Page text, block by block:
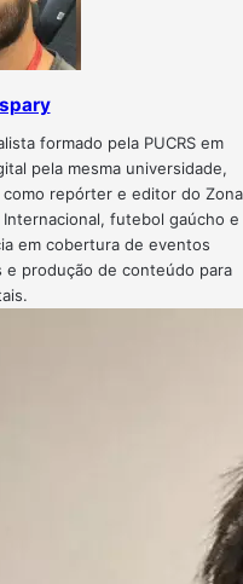
formado pela PUCRS em
pela mesma universidade,
repórter e editor do Zona
futebol gaúcho e
em cobertura de eventos
produção de conteúdo para